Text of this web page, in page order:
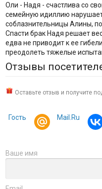
Оли - Надя - счастлива со
семейную идиллию
соблазнительницы Алины,
Спасти брак Надя решает
едва не приводит к ее
преодолеть тяжелые
Отзывы
Оставьте отзыв и получите
Гость Mail.Ru
Ваше имя